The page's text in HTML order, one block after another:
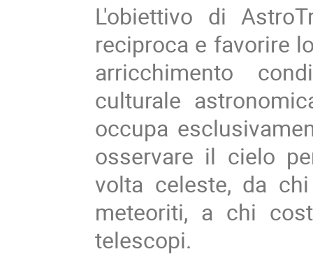
L'obiettivo di
reciproca e favorire
arricchimento
culturale
occupa
osservare il cielo
volta celeste, da
meteoriti, a chi
telescopi.